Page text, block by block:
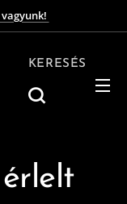
KERESÉS